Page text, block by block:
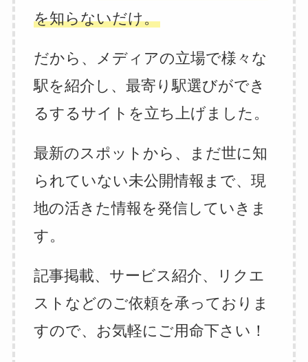
を知らないだけ。
だから、メディアの立場で様々な
駅を紹介し、最寄り駅選びができ
るするサイトを立ち上げました。
最新のスポットから、まだ世に知
られていない未公開情報まで、現
地の活きた情報を発信していきま
す。
記事掲載、サービス紹介、リクエ
ストなどのご依頼を承っておりま
すので、お気軽にご用命下さい！